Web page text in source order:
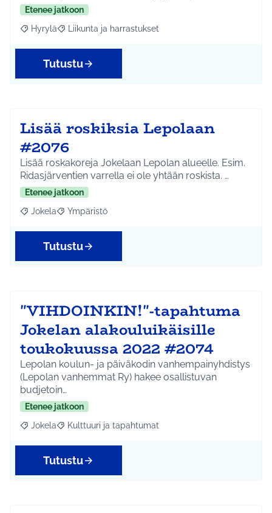
Etenee jatkoon
Rajaa tulokset aihepiirin mukaan: Hyrylä
Hyrylä Rajaa tulokset teeman mukaan: Liikunta ja
Liikunta ja harrastukset
Tutustu
Lisää roskiksia Lepolaan
#2076
Lisää roskakoreja Jokelaan Lepolan alueelle. Esim.
Ridasjärventien varrella ei ole yhtään roskista. …
Etenee jatkoon
Rajaa tulokset aihepiirin mukaan: Jokela
Jokela Rajaa tulokset teeman mukaan: Ympäristö
Ympäristö
Tutustu
"VIHDOINKIN!"-tapahtuma
Jokelan alakouluikäisille
toukokuussa 2022 #2074
Lepolan koulun- ja päiväkodin vanhempainyhdistys
(Lepolan vanhemmat Ry) hakee osallistuvan
budjetoin…
Etenee jatkoon
Rajaa tulokset aihepiirin mukaan: Jokela
Jokela Rajaa tulokset teeman mukaan: Kulttuuri ja
Kulttuuri ja tapahtumat
Tutustu